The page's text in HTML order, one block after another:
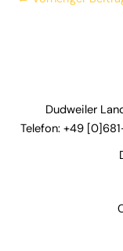
Dudweiler
Telefon: +49